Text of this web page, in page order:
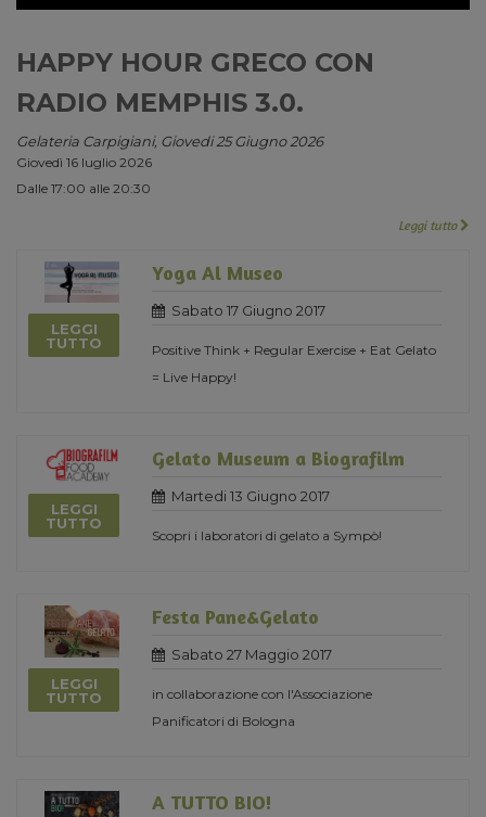
HAPPY HOUR GRECO CON
RADIO MEMPHIS 3.0.
Gelateria Carpigiani, Giovedi 25 Giugno 2026
Giovedì 16 luglio 2026
Dalle 17:00 alle 20:30
Leggi tutto
LEGGI
TUTTO
Yoga Al Museo
Sabato 17 Giugno 2017
Positive Think + Regular Exercise + Eat Gelato
= Live Happy!
LEGGI
TUTTO
Gelato Museum a Biografilm
Martedi 13 Giugno 2017
Scopri i laboratori di gelato a Sympò!
LEGGI
TUTTO
Festa Pane&Gelato
Sabato 27 Maggio 2017
in collaborazione con l'Associazione
Panificatori di Bologna
A TUTTO BIO!